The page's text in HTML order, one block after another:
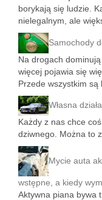
borykają się ludzie.
nielegalnym, ale
Samochody
Na drogach
więcej pojawia się
Przede wszystkim są
Własna
Każdy z nas chce
dziwnego. Można to
Mycie auta
wstępne, a kiedy
Aktywna piana bywa